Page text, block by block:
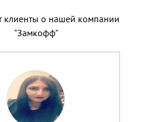
клиенты о нашей компании
"Замкофф"